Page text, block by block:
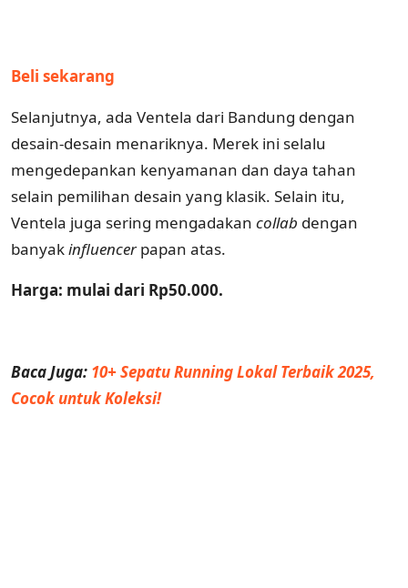
Beli sekarang
Selanjutnya, ada Ventela dari Bandung dengan
desain-desain menariknya. Merek ini selalu
mengedepankan kenyamanan dan daya tahan
selain pemilihan desain yang klasik. Selain itu,
Ventela juga sering mengadakan collab dengan
banyakinfluencerpapan atas.
Harga: mulai dari Rp50.000.
Baca Juga: 10+ Sepatu Running Lokal Terbaik 2025,
Cocok untuk Koleksi!